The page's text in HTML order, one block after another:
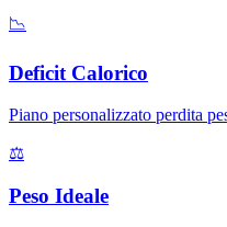
📉
Deficit Calorico
Piano personalizzato perdita
⚖️
Peso Ideale